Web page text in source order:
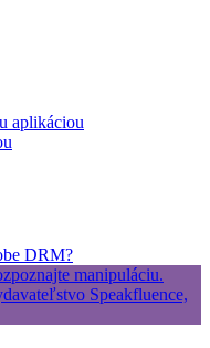
aplikáciou
DRM?